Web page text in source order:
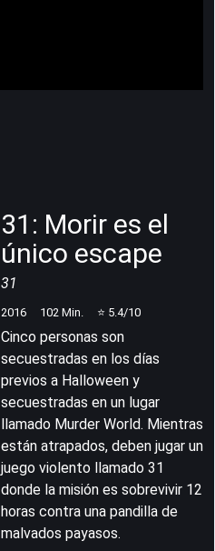
31: Morir es el
único escape
31
2016 102 Min. ⭐ 5.4/10
Cinco personas son
secuestradas en los días
previos a Halloween y
secuestradas en un lugar
llamado Murder World. Mientras
están atrapados, deben jugar un
juego violento llamado 31
donde la misión es sobrevivir 12
horas contra una pandilla de
malvados payasos.